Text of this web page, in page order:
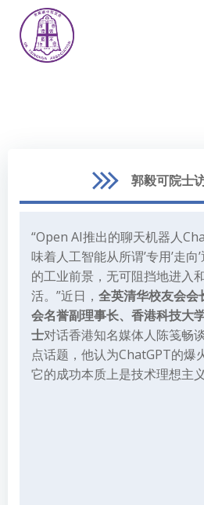
郭毅可院士
“Open AI推出的聊天机器人
味着人工智能从所谓’专用’走向
的工业前景，无可阻挡地进入
活。”近日， 全英清华校友会会
会名誉副理事长、香港科技大
士对话香港知名媒体人陈笺畅
点话题，他认为ChatGPT的爆
它的成功本质上是技术理想主